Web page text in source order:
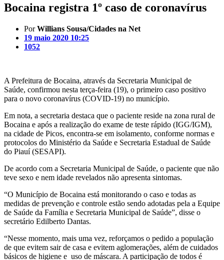
Bocaina registra 1º caso de coronavírus
PorWillians Sousa/Cidades na Net
19 maio 2020 10:25
1052
A Prefeitura de Bocaina, através da Secretaria Municipal de
Saúde, confirmou nesta terça-feira (19), o primeiro caso positivo
para o novo coronavírus (COVID-19) no município.
Em nota, a secretaria destaca que o paciente reside na zona rural de
Bocaina e após a realização do exame de teste rápido (IGG/IGM),
na cidade de Picos, encontra-se em isolamento, conforme normas e
protocolos do Ministério da Saúde e Secretaria Estadual de Saúde
do Piauí (SESAPI).
De acordo com a Secretaria Municipal de Saúde, o paciente que não
teve sexo e nem idade revelados não apresenta sintomas.
“O Município de Bocaina está monitorando o caso e todas as
medidas de prevenção e controle estão sendo adotadas pela a Equipe
de Saúde da Família e Secretaria Municipal de Saúde”, disse o
secretário Edilberto Dantas.
“Nesse momento, mais uma vez, reforçamos o pedido a população
de que evitem sair de casa e evitem aglomerações, além de cuidados
básicos de higiene e uso de máscara. A participação de todos é